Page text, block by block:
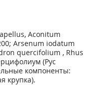
Aconitum
Arsenum iodatum
quercifolium , Rhus
(Рус
компоненты:
крупка).